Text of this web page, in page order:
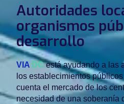
Autoridades
organismos
desarrollo
VIA DCestá ayudando a las
los establecimientos
cuenta el mercado de los
necesidad de una soberanía